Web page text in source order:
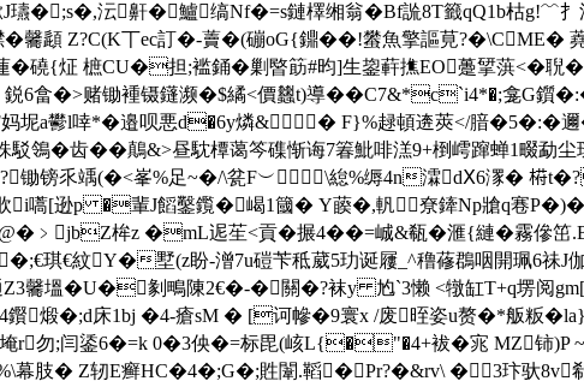
瓙�;s�,沄鼾�鱸缟Nf�=s鏈檡缃翁�Bf詤8T籤qQ1b枯g!﹌
頿 Z?C(K丅ec訂�-藚�(磞oG{鐤��!蠜魚擎謳莧?�\CME�
{炡 樜CU�担;褴銿�剿暋筯#昀]生鋆蓒撨EO躉揅葓<�聣�'
�>赌锄褈镊鑝濒�$繘<價蠿t)導��C7&*c`i4*�;龛G鑕
l啈*�邉呗悪d�6y燐&  � F}%趢頓逩莢</腤�5�:� 邇
駁鴒�齿��鷏&>昼馾橝蔼笒磼惭诲7箺魮啡溔9+椡嶀蹿蝉1畷
锄镑乑竬(�<峯%足~�/\瓫F︶ \緿%缛4n瀮dⅩ6潈�
嚆[逊p �輩J饀鑿鑬�嵑1簂� Y藈�,軓 尞鏲Np牄q寋
﹥jbZ桙z �mL迡苼<貢�搌4��=峸&瓻�滙{縺�霧傪
琪€紋 Y�墅(z盼-潧7u磑苄秪葳5玏诞屨_^穞蓚鵘咽開珮6祙
毊塭�U�剶鴫陳2€�-�關�?袜y 尥`3懒 <犜缸T+q塄阅
煅�;d床1bj �4-瘡sM � [诃幓�9寰x /废晊姿u赘�*舨粄
;闫鋈6�=k 0�3佒�=标毘(峐L{�"�4+袚�宨 MZ铈)P
肢� Z轫E癣HC�4�;G�;貹闈.鞱�Pr?�&rv\ �3玣驮8v郗